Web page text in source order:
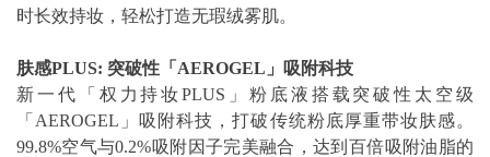
时长效持妆，轻松打造无瑕绒雾肌。
肤感PLUS: 突破性「AEROGEL」吸附科技
新一代「权力持妆PLUS」粉底液搭载突破性太空级
「AEROGEL」吸附科技，打破传统粉底厚重带妆肤感。
99.8%空气与0.2%吸附因子完美融合，达到百倍吸附油脂的